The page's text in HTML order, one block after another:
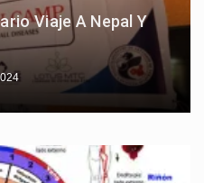
Viaje A Nepal Y